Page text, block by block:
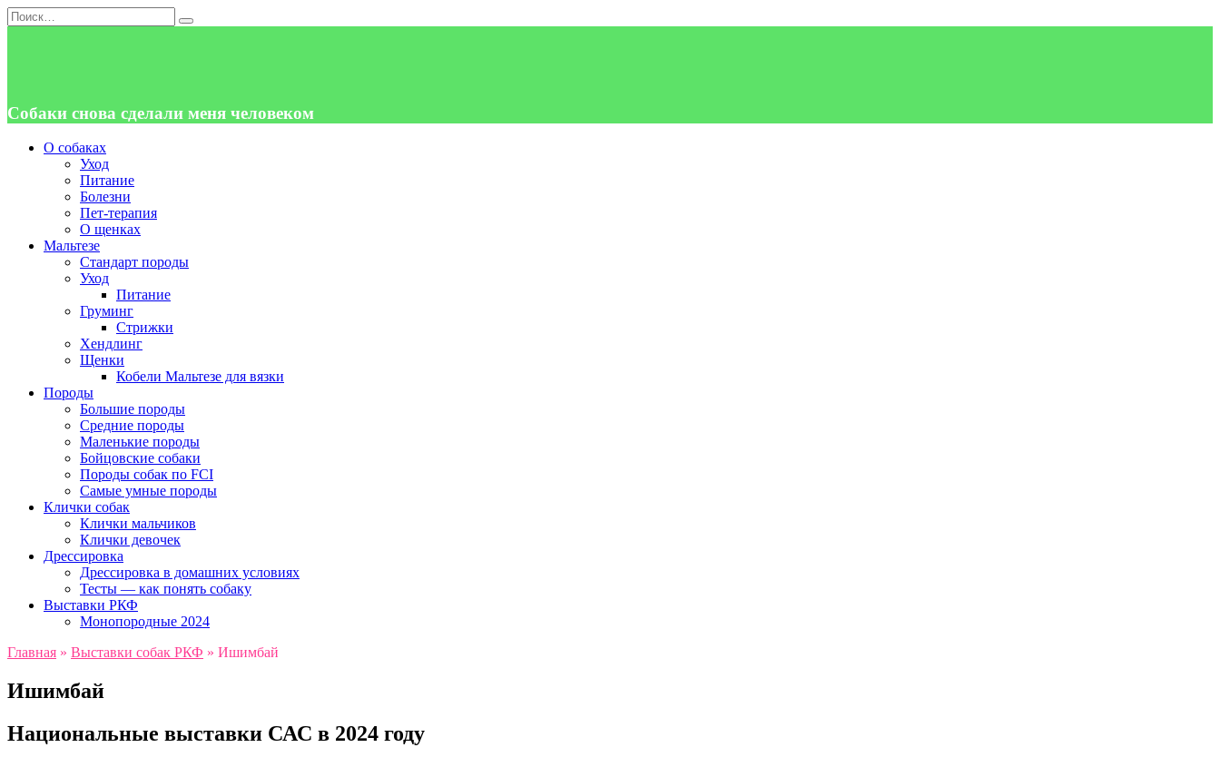
Перейти
к
Search
for:
Собаки снова сделали меня человеком
О собаках
Уход
Питание
Болезни
Пет-терапия
О щенках
Мальтезе
Стандарт породы
Уход
Питание
Груминг
Стрижки
Хендлинг
Щенки
Кобели Мальтезе для вязки
Породы
Большие породы
Средние породы
Маленькие породы
Бойцовские собаки
Породы собак по FCI
Самые умные породы
Клички собак
Клички мальчиков
Клички девочек
Дрессировка
Дрессировка в домашних условиях
Тесты — как понять собаку
Выставки РКФ
Монопородные 2024
Главная » Выставки собак РКФ » Ишимбай
Ишимбай
Национальные выставки САС в 2024 году